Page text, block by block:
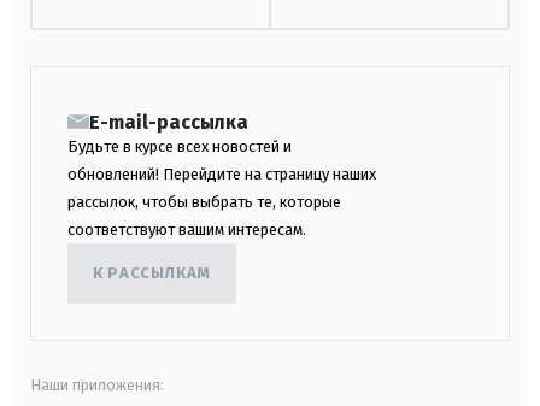
E-mail-рассылка
Будьте в курсе всех новостей и
обновлений! Перейдите на страницу наших
рассылок, чтобы выбрать те, которые
соответствуют вашим интересам.
К РАССЫЛКАМ
Наши приложения: